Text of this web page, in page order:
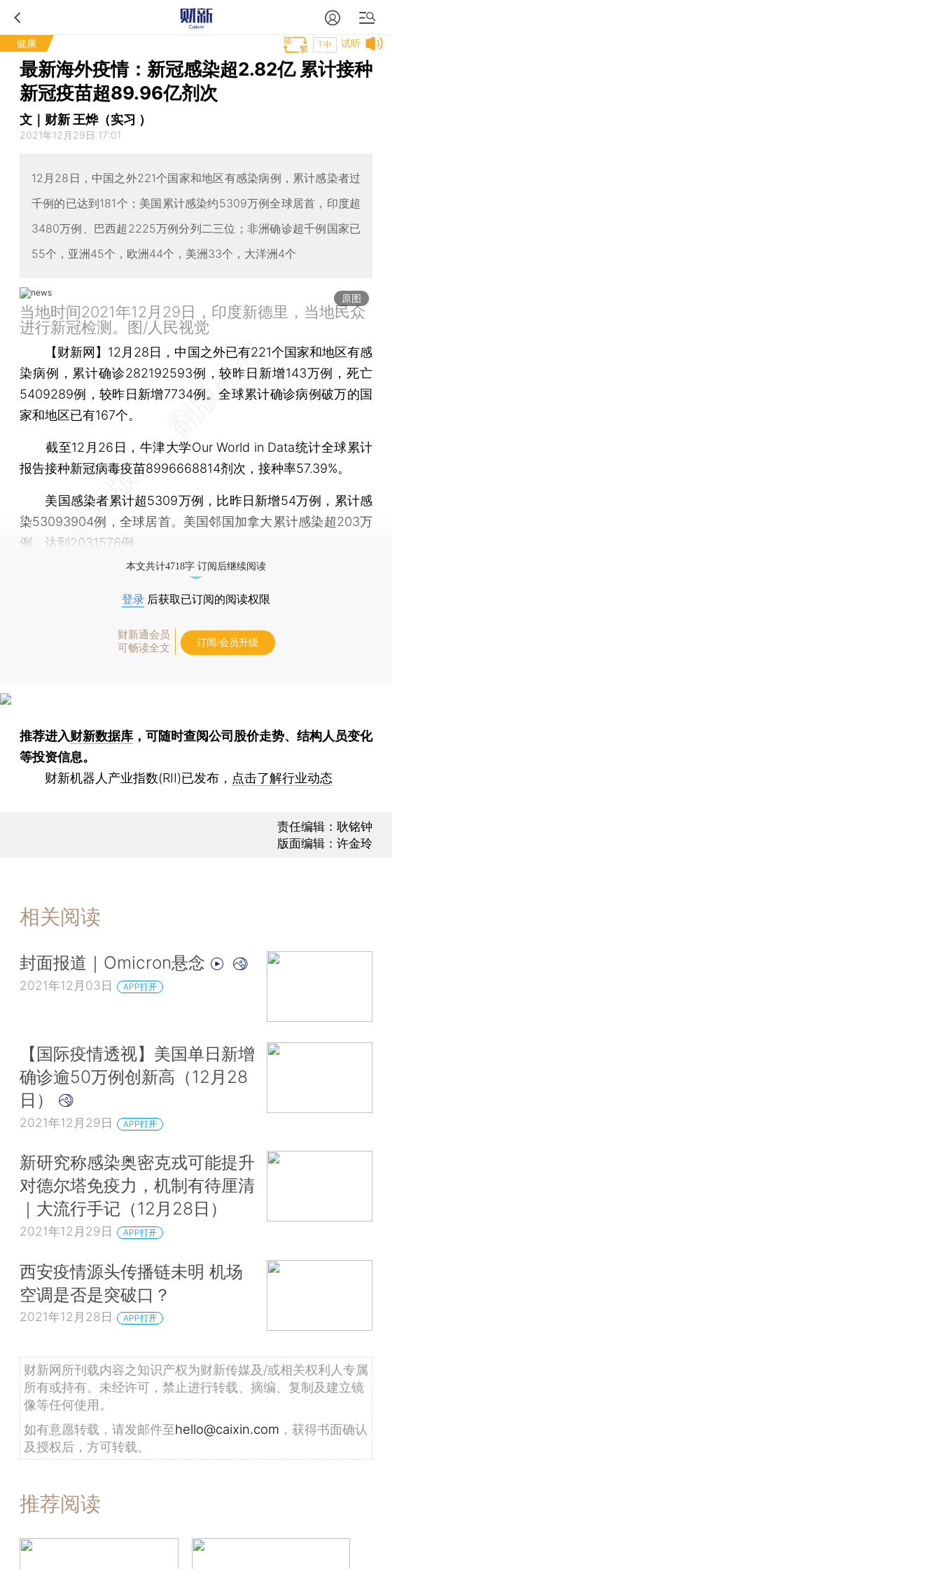
健康 试听
T中
最新海外疫情：新冠感染超2.82亿 累计接种
新冠疫苗超89.96亿剂次
文｜财新 王烨（实习 ）
2021年12月29日 17:01
12月28日，中国之外221个国家和地区有感染病例，累计感染者过
千例的已达到181个；美国累计感染约5309万例全球居首，印度超
3480万例、巴西超2225万例分列二三位；非洲确诊超千例国家已
55个，亚洲45个，欧洲44个，美洲33个，大洋洲4个
原图
当地时间2021年12月29日，印度新德里，当地民众
进行新冠检测。图/人民视觉
【财新网】 12月28日，中国之外已有221个国家和地区有感
染病例，累计确诊282192593例，较昨日新增143万例，死亡
5409289例，较昨日新增7734例。全球累计确诊病例破万的国
家和地区已有167个。
截至12月26日，牛津大学Our World in Data统计全球累计
报告接种新冠病毒疫苗8996668814剂次，接种率57.39%。
美国感染者累计超5309万例，比昨日新增54万例，累计感
染53093904例，全球居首。美国邻国加拿大累计感染超203万
例，达到2031576例。
本文共计4718字 订阅后继续阅读
登录 后获取已订阅的阅读权限
财新通会员
可畅读全文
订阅/会员升级
推荐进入财新数据库 ，可随时查阅公司股价走势、结构人员变化
等投资信息。
财新机器人产业指数(RII)已发布， 点击了解行业动态
责任编辑：耿铭钟
版面编辑：许金玲
相关阅读
封面报道｜Omicron悬念
2021年12月03日 APP打开
【国际疫情透视】美国单日新增
确诊逾50万例创新高（12月28
日）
2021年12月29日 APP打开
新研究称感染奥密克戎可能提升
对德尔塔免疫力，机制有待厘清
｜大流行手记（12月28日）
2021年12月29日 APP打开
西安疫情源头传播链未明 机场
空调是否是突破口？
2021年12月28日 APP打开
财新网所刊载内容之知识产权为财新传媒及/或相关权利人专属
所有或持有。未经许可，禁止进行转载、摘编、复制及建立镜
像等任何使用。
如有意愿转载，请发邮件至hello@caixin.com ，获得书面确认
及授权后，方可转载。
推荐阅读